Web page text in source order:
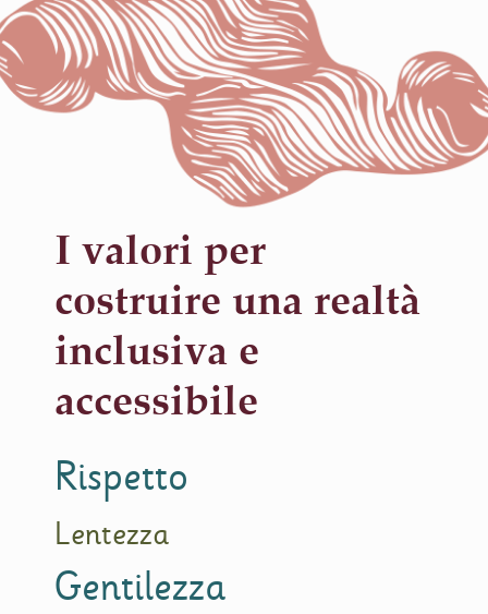
I valori per
costruire una realtà
inclusiva e
accessibile
Rispetto
Lentezza
Gentilezza